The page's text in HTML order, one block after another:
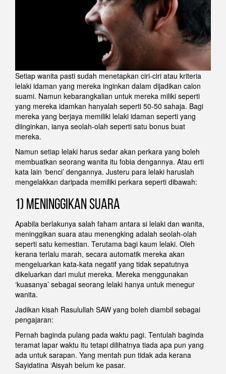
Setiap wanita pasti sudah menetapkan ciri-ciri atau kriteria
lelaki idaman yang mereka inginkan dalam dijadikan calon
suami. Namun kebarangkalian untuk mereka miliki seperti
yang mereka idamkan hanyalah seperti 50-50 sahaja. Bagi
mereka yang berjaya memiliki lelaki idaman seperti yang
diinginkan, ianya seolah-olah seperti satu bonus buat
mereka.
Namun setiap lelaki harus sedar akan perkara yang boleh
membuatkan seorang wanita itu fobia dengannya. Atau erti
kata lain ‘benci’ dengannya. Justeru para lelaki haruslah
mengelakkan daripada memiliki perkara seperti dibawah:
1) MENINGGIKAN SUARA
Apabila berlakunya salah faham antara si lelaki dan wanita,
meninggikan suara atau menengking adalah seolah-olah
seperti satu kemestian. Terutama bagi kaum lelaki. Oleh
kerana terlalu marah, secara automatik mereka akan
mengeluarkan kata-kata negatif yang tidak sepatutnya
dikeluarkan dari mulut mereka. Mereka menggunakan
‘kuasanya’ sebagai seorang lelaki hanya untuk menegur
wanita.
Jadikan kisah Rasulullah SAW yang boleh diambil sebagai
pengajaran:
Pernah baginda pulang pada waktu pagi. Tentulah baginda
teramat lapar waktu itu tetapi dilihatnya tiada apa pun yang
ada untuk sarapan. Yang mentah pun tidak ada kerana
Sayidatina ‘Aisyah belum ke pasar.